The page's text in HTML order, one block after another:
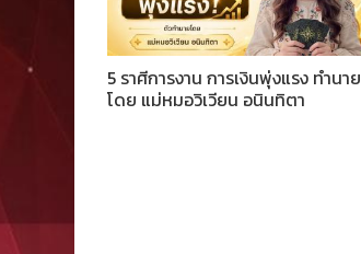
5 ราศีการงาน การเงินพุ่งแรง ทำนาย
โดย แม่หมอวิเวียน อนินทิตา